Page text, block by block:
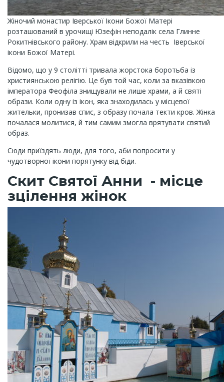
Жіночий монастир Іверської Ікони Божої Матері
розташований в урочищі Юзефін неподалік села Глинне
Рокитнівського району. Храм відкрили на честь Іверської
ікони Божої Матері.
Відомо, що у 9 столітті тривала жорстока боротьба із
християнською релігію. Це був той час, коли за вказівкою
імператора Феофіла знищували не лише храми, а й святі
образи. Коли одну із ікон, яка знаходилась у місцевої
жительки, пронизав спис, з образу почала текти кров. Жінка
почалася молитися, й тим самим змогла врятувати святий
образ.
Сюди приїздять люди, для того, аби попросити у
чудотворної ікони порятунку від біди.
Скит Святої Анни - місце
зцілення жінок